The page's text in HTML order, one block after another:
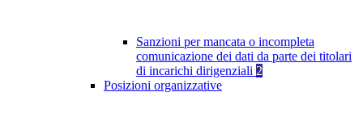
Sanzioni per mancata o incompleta
comunicazione dei dati da parte dei titolari
di incarichi dirigenziali 2
Posizioni organizzative